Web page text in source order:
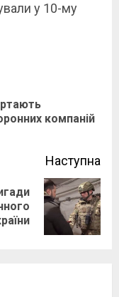
у 10-му
компаній
Наступна